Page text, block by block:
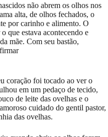
não abrem os olhos nos
alta, de olhos fechados, o
por carinho e alimento. O
que estava acontecendo e
mãe. Com seu bastão,
coração foi tocado ao ver o
em um pedaço de tecido,
de leite das ovelhas e o
cuidado do gentil pastor,
das ovelhas.